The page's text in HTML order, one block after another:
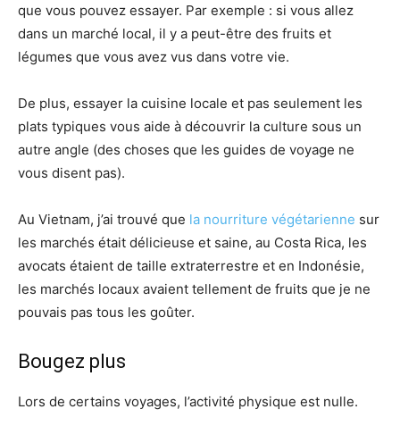
que vous pouvez essayer. Par exemple : si vous allez
dans un marché local, il y a peut-être des fruits et
légumes que vous avez vus dans votre vie.
De plus, essayer la cuisine locale et pas seulement les
plats typiques vous aide à découvrir la culture sous un
autre angle (des choses que les guides de voyage ne
vous disent pas).
Au Vietnam, j’ai trouvé que la nourriture végétarienne sur
les marchés était délicieuse et saine, au Costa Rica, les
avocats étaient de taille extraterrestre et en Indonésie,
les marchés locaux avaient tellement de fruits que je ne
pouvais pas tous les goûter.
Bougez plus
Lors de certains voyages, l’activité physique est nulle.